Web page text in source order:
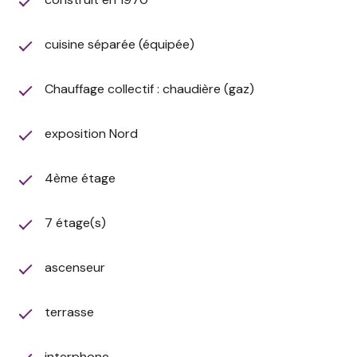
futurs propriétaires, constituant ainsi un véritable
La résidence offre un excellent confort de vie avec :
• Gardien sur place
• Chauffage collectif inclus dans les charges
• Eau froide collective
• Parties communes soignées
• Aucun travaux de copropriété connus à prévoir
• Prix de vente : 395 000 €
• Terrasse : 10,50 m²
cuisine séparée (équipée)
Chauffage collectif : chaudière (gaz)
exposition Nord
4ème étage
7 étage(s)
ascenseur
terrasse